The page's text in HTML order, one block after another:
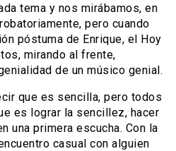
tema y nos mirábamos, en
pero cuando
póstuma de Enrique, el Hoy
mirando al frente,
de un músico genial.
que es sencilla, pero todos
es lograr la sencillez, hacer
una primera escucha. Con la
casual con alguien